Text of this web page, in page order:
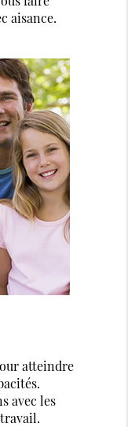
aisance.
atteindre
avec les